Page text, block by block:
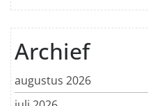
Archief
augustus 2026